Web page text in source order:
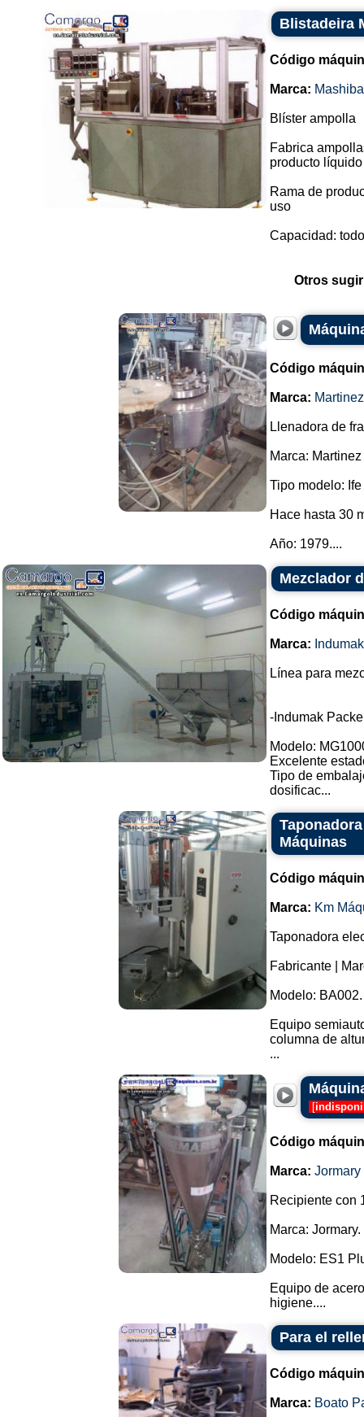
Blistadeira
Código
Marca: Mashiba
Blíster ampolla
Fabrica
producto
Rama de
uso
Capacidad:
Otros
Código
Marca:
Llenadora de
Marca:
Tipo modelo: Ife
Hace hasta 30
Año: 1979....
Mezclador
Código
Marca: Indumak
Línea para
-Indumak
Modelo:
Excelente
Tipo de
dosificac...
Máquinas
Código
Marca: Km
Taponadora
Fabricante |
Modelo: BA002.
Equipo
columna de
...
[
Código
Marca: Jormary
Recipiente con
Marca: Jormary.
Modelo: ES1
Equipo de
higiene....
Para el
Código
Marca: Boato